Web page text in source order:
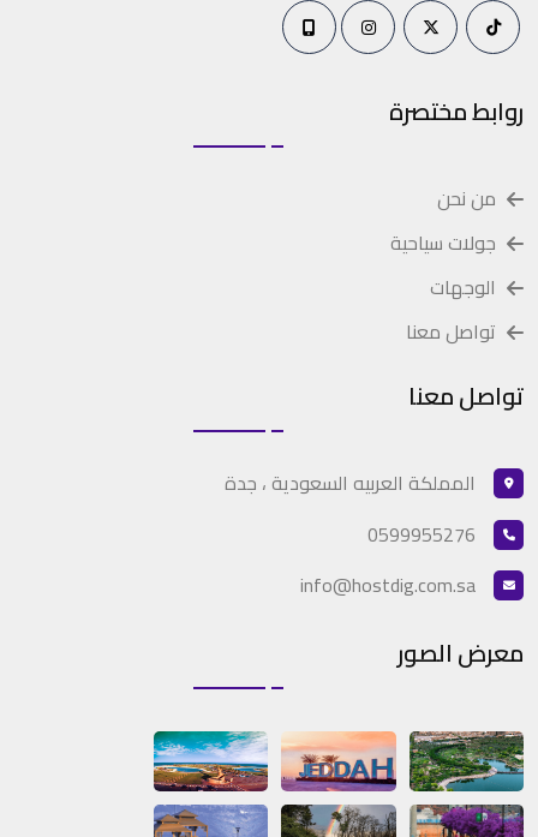
روابط مختصرة
من نحن
جولات سياحية
الوجهات
تواصل معنا
تواصل معنا
المملكة العربيه السعودية ، جدة
0599955276
info@hostdig.com.sa
معرض الصور